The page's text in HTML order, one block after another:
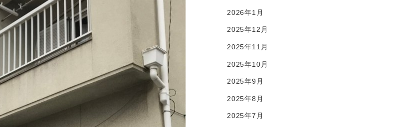
2026年1月
2025年12月
2025年11月
2025年10月
2025年9月
2025年8月
2025年7月